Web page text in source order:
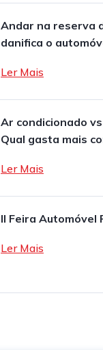
Andar na reserva
danifica o
Ler Mais
Ar condicionado
Qual gasta mais
Ler Mais
II Feira Automóvel
Ler Mais